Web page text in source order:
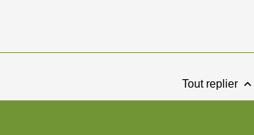
Tout replier keyboard_arrow_up